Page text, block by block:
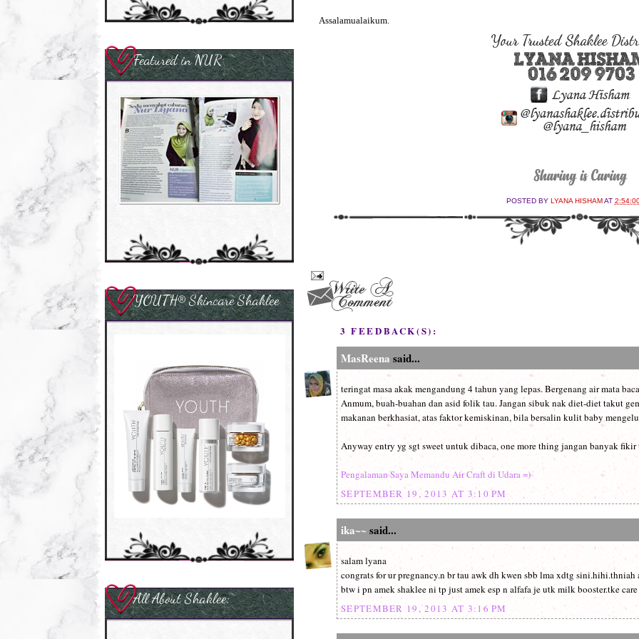
Assalamualaikum.
POSTED BY LYANA HISHAMAT
3 FEEDBACK(S):
MasReena said...
teringat masa akak mengandung 4 tahun yang lepas. Bergenang air mata
Anmum, buah-buahan dan asid folik tau. Jangan sibuk nak diet-diet takut
makanan berkhasiat, atas faktor kemiskinan, bila bersalin kulit baby
Anyway entry yg sgt sweet untuk dibaca, one more thing jangan banyak
Pengalaman Saya Memandu Air Craft di Udara =)
SEPTEMBER 19, 2013 AT 3:10 PM
ika~~ said...
salam lyana
congrats for ur pregnancy.n br tau awk dh kwen sbb lma xdtg sini.hihi.thniah
btw i pn amek shaklee ni tp just amek esp n alfafa je utk milk booster.tke
SEPTEMBER 19, 2013 AT 3:16 PM
Featured in NUR
YOUTH® Skincare Shaklee
All About Shaklee: